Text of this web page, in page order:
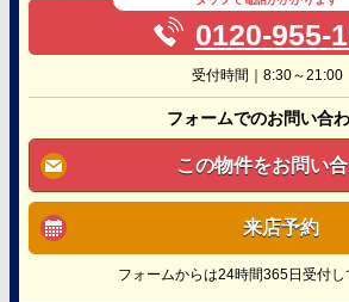
0120-955-
受付時間｜8:30～21:00
フォームでのお問い合
この物件をお問い
来店予約
フォームからは24時間365日受付し